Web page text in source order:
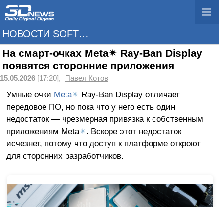
НОВОСТИ SOFTWARE
На смарт-очках Meta✴ Ray-Ban Display
появятся сторонние приложения
15.05.2026 [17:20], Павел Котов
Умные очки Meta✴ Ray-Ban Display отличает
передовое ПО, но пока что у него есть один
недостаток — чрезмерная привязка к собственным
приложениям Meta✴. Вскоре этот недостаток
исчезнет, потому что доступ к платформе откроют
для сторонних разработчиков.